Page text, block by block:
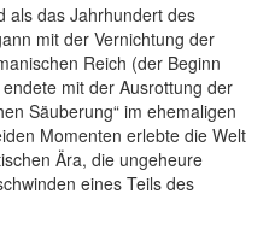
als das Jahrhundert des
mit der Vernichtung der
Reich (der Beginn
mit der Ausrottung der
Säuberung“ im ehemaligen
Momenten erlebte die Welt
Ära, die ungeheure
eines Teils des